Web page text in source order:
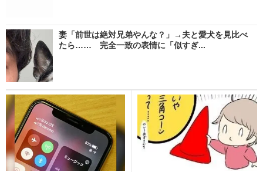
妻「前世は絶対兄弟やんな？」→夫と愛犬を見比べ
たら…… 完全一致の表情に「似すぎ...